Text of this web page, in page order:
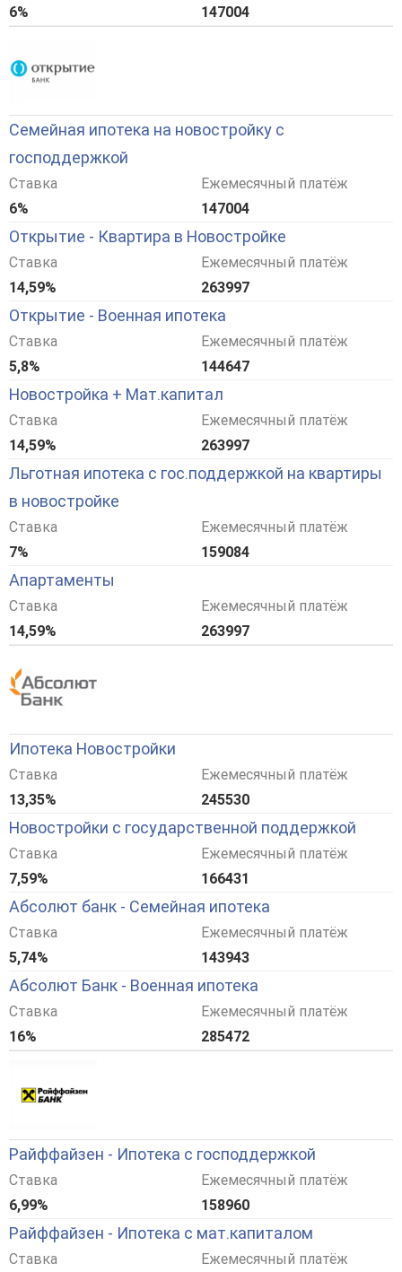
6% 147004
Семейная ипотека на новостройку с
господдержкой
Ставка
6%
Ежемесячный платёж
147004
Открытие - Квартира в Новостройке
Ставка
14,59%
Ежемесячный платёж
263997
Открытие - Военная ипотека
Ставка
5,8%
Ежемесячный платёж
144647
Новостройка + Мат.капитал
Ставка
14,59%
Ежемесячный платёж
263997
Льготная ипотека с гос.поддержкой на квартиры
в новостройке
Ставка
7%
Ежемесячный платёж
159084
Апартаменты
Ставка
14,59%
Ежемесячный платёж
263997
Ипотека Новостройки
Ставка
13,35%
Ежемесячный платёж
245530
Новостройки с государственной поддержкой
Ставка
7,59%
Ежемесячный платёж
166431
Абсолют банк - Семейная ипотека
Ставка
5,74%
Ежемесячный платёж
143943
Абсолют Банк - Военная ипотека
Ставка
16%
Ежемесячный платёж
285472
Райффайзен - Ипотека с господдержкой
Ставка
6,99%
Ежемесячный платёж
158960
Райффайзен - Ипотека с мат.капиталом
Ставка
Ежемесячный платёж